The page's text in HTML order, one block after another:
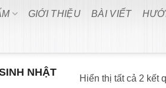
GIỚI THIỆU BÀI VIẾT
NHẬT
Hiển thị tất cả 2 kết